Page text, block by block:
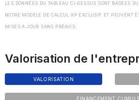
LES DONNÉES DU TABLEAU CI-DESSUS SONT BASÉES
NOTRE MODÈLE DE CALCUL XP EXCLUSIF ET PEUVENT
MISES À JOUR SANS PRÉAVIS.
Valorisation de
VALORISATION
FINANCEMENT